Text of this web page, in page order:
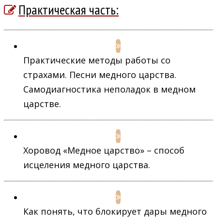
Практическая часть:
Практические методы работы со
страхами. Песни медного царства.
Самодиагностика неполадок в медном
царстве.
Хоровод «Медное царство» – способ
исцеления медного царства.
Как понять, что блокирует дары медного